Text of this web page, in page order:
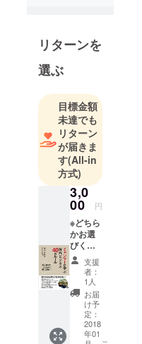
一緒に活動
していただ
ける会員及
ティア募集
中！日本人
とミャン
マー人が協
力して運営
している特
定非営利活
動法人で
リターンを
選ぶ
目標金額
未達でも
リターン
が届きま
す(All-in
方式)
3,0
00 円
※どちら
かお選
びくだ
さい※
◆ミャ
ンマー
パー
ティ参
加券 1
枚分 ま
たは、
支援
者：
1人
お届
け予
定：
2018
年01